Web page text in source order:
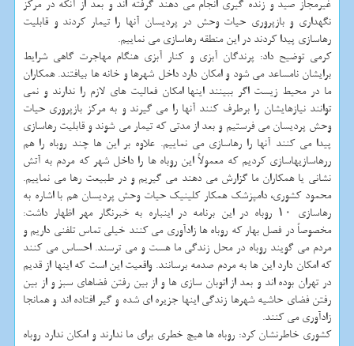
غیرمجاز صید و زنده گیری انجام می دهند گرفته اند و بعد از آنكه در مركز
نگهداری و بازپروری حیات وحش در پردیسان آنها را تیمار كردند و قابلیت
رهاسازی پیدا كردند در این منطقه رهاسازی می نماییم.
كرمی توضیح داد: پرندگان آبزی و كنار آبزی هنگام مهاجرت گاهی شرایط
برایشان نامساعد می شود و امكان دارد داخل شهرها و خانه ها بیافتند. همكاران
ما در محیط زیست اگر ببینند اینها امكان فعالیت های لازم را ندارند و نمی
توانند نیازهایشان را برطرف كنند آنها را می گیرند و به مركز بازپروری حیات
وحش پردیسان می فرستیم و بعد از مدتی كه تیمار می شوند و قابلیت رهاسازی
پیدا می كنند آنها را رهاسازی می نماییم. علاوه بر این ها چند روباه را هم
ررهاسازیهاسازی كردیم كه معمولاً این روباه ها را داخل شهر كه مردم به آتش
نشانی یا همكاران ما گزارش می دهند می گیریم و در طبیعت رها می نماییم.
محمود كشوری، دامپزشك همكار كلینیك حیات وحش پردیسان هم با اشاره به
رهاسازی ۱۰ روباه در این برنامه در اینباره به خبرنگار مهر اظهار داشت:
مخصوصاً در فصل بهار كه روباه ها زادآوری می كنند خیلی تماس تلفنی داریم و
مردم می گویند روباه در محل زندگی ما هست و می ترسند. احساس می كنند
كه امكان دارد این ها به مردم صدمه برسانند. واقعیت این است كه اینها از قدیم
در تهران بوده اند و بعد از اتوبان سازی ها و از بین رفتن فضاهای سبز و از بین
رفتن فضای حاشیه شهرها زندگی اینها جزیره ای شده و گیر افتاده اند و همانجا
زادآوری می كنند.
كشوری خاطرنشان كرد: روباه ها هیچ خطری برای ما ندارند و امكان ندارد روباه